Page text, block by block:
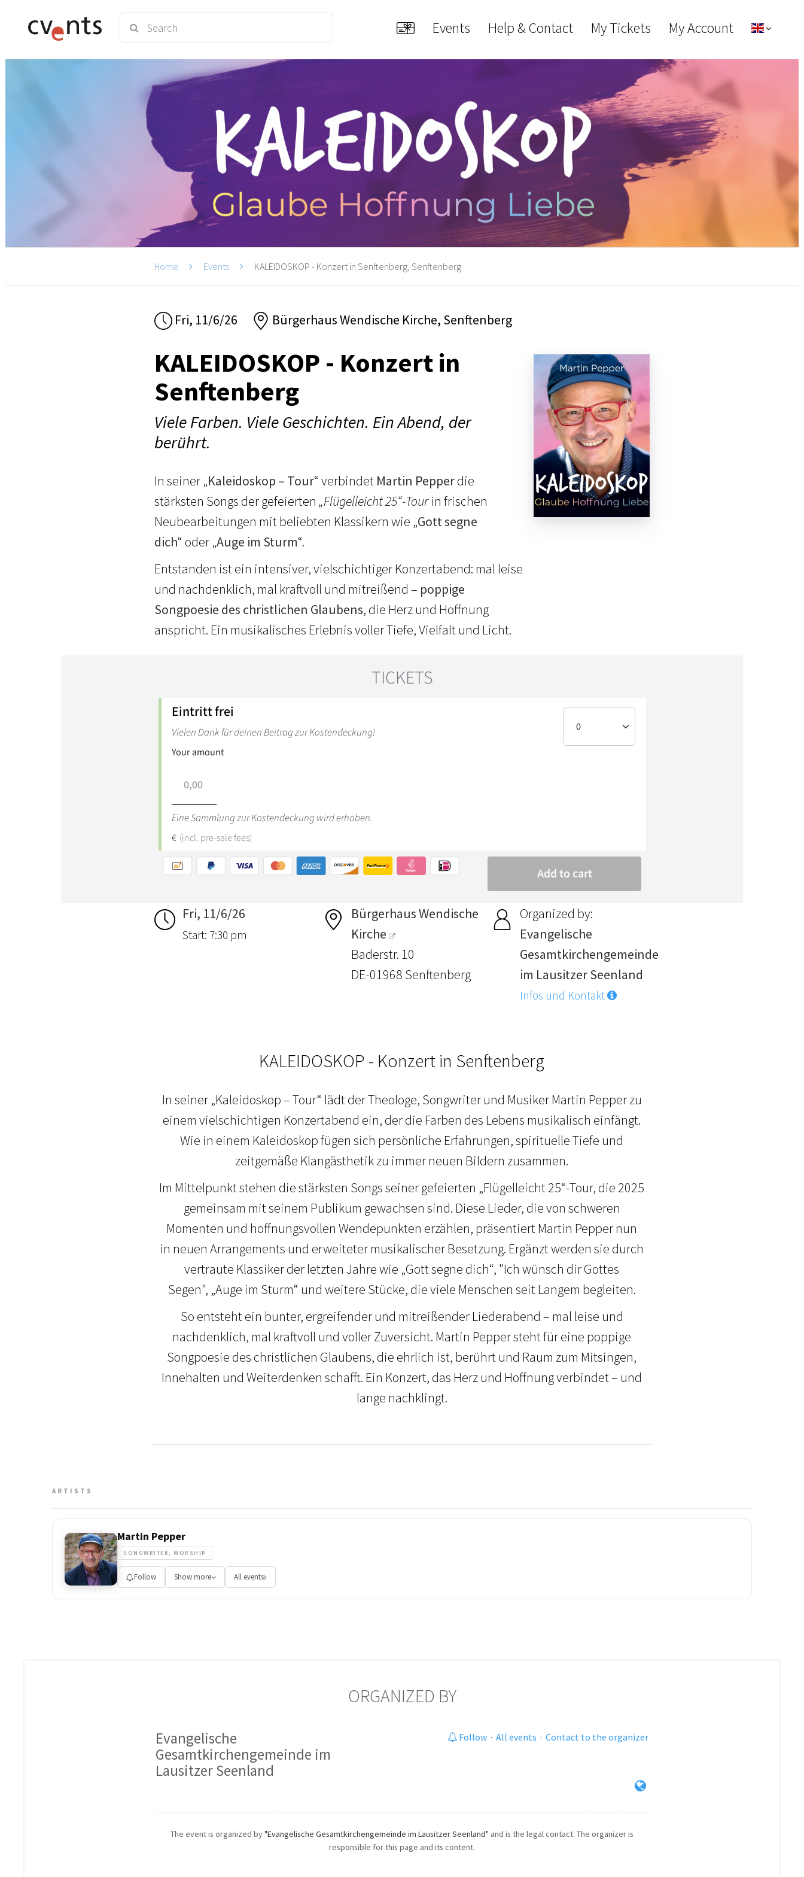
Events Help & Contact My Tickets My Account
Home Events KALEIDOSKOP - Konzert in Senftenberg, Senftenberg
Fri, 11/6/26 Bürgerhaus Wendische Kirche, Senftenberg
KALEIDOSKOP - Konzert in
Senftenberg
Viele Farben. Viele Geschichten. Ein Abend, der
berührt.
In seiner „Kaleidoskop – Tour“ verbindet Martin Pepperdie
stärksten Songs der gefeierten„Flügelleicht 25“-Tourin frischen
Neubearbeitungen mit beliebten Klassikern wie „Gott segne
dich“ oder „Auge im Sturm“.
Entstanden ist ein intensiver, vielschichtiger Konzertabend: mal leise
und nachdenklich, mal kraftvoll und mitreißend – poppige
Songpoesie des christlichen Glaubens, die Herz und Hoffnung
anspricht. Ein musikalisches Erlebnis voller Tiefe, Vielfalt und Licht.
Fri, 11/6/26
Start: 7:30 pm
Bürgerhaus Wendische
Kirche
Baderstr. 10
DE-01968 Senftenberg
Organized by:
Evangelische
Gesamtkirchengemeinde
im Lausitzer Seenland
Infos und Kontakt
KALEIDOSKOP - Konzert in Senftenberg
In seiner „Kaleidoskop – Tour“ lädt der Theologe, Songwriter und Musiker Martin Pepper zu
einem vielschichtigen Konzertabend ein, der die Farben des Lebens musikalisch einfängt.
Wie in einem Kaleidoskop fügen sich persönliche Erfahrungen, spirituelle Tiefe und
zeitgemäße Klangästhetik zu immer neuen Bildern zusammen.
Im Mittelpunkt stehen die stärksten Songs seiner gefeierten „Flügelleicht 25“-Tour, die 2025
gemeinsam mit seinem Publikum gewachsen sind. Diese Lieder, die von schweren
Momenten und hoffnungsvollen Wendepunkten erzählen, präsentiert Martin Pepper nun
in neuen Arrangements und erweiteter musikalischer Besetzung. Ergänzt werden sie durch
vertraute Klassiker der letzten Jahre wie „Gott segne dich“, "Ich wünsch dir Gottes
Segen", „Auge im Sturm“ und weitere Stücke, die viele Menschen seit Langem begleiten.
So entsteht ein bunter, ergreifender und mitreißender Liederabend – mal leise und
nachdenklich, mal kraftvoll und voller Zuversicht. Martin Pepper steht für eine poppige
Songpoesie des christlichen Glaubens, die ehrlich ist, berührt und Raum zum Mitsingen,
Innehalten und Weiterdenken schafft. Ein Konzert, das Herz und Hoffnung verbindet – und
lange nachklingt.
ARTISTS
Martin Pepper
SONGWRITER, WORSHIP
Follow Show more All events
ORGANIZED BY
Evangelische
Gesamtkirchengemeinde im
Lausitzer Seenland
Follow· All events · Contact to the organizer
The event is organized by"Evangelische Gesamtkirchengemeinde im Lausitzer Seenland" and is the legal contact. The organizer is
responsible for this page and its content.